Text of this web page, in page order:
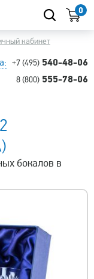
0
кабинет
+7 (495) 540-48-06
8 (800) 555-78-06
бокалов в